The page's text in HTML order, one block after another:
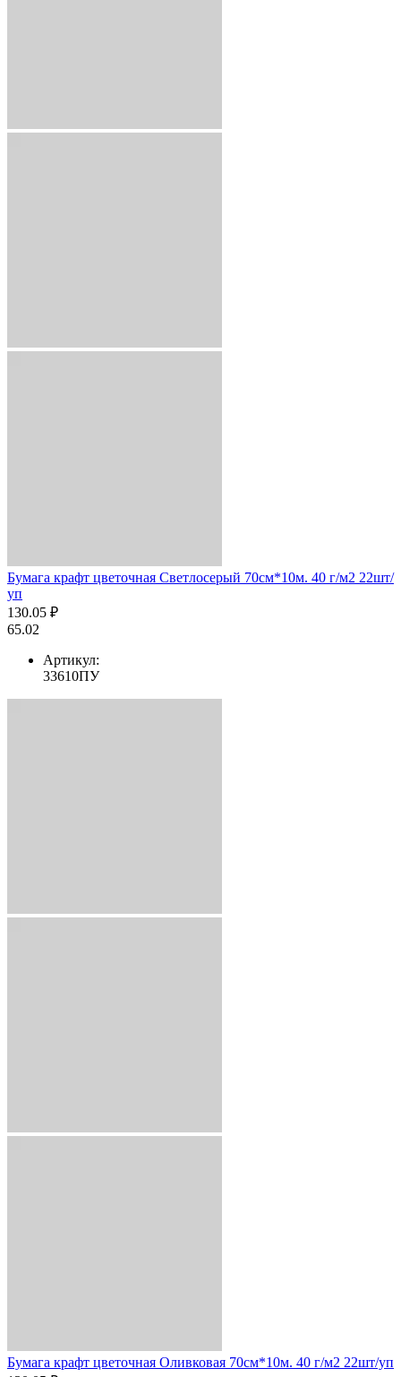
Бумага крафт цветочная Светлосерый 70см*10м. 40 г/м2 22шт/
уп
130.05 ₽
65.02
Артикул:
33610ПУ
Бумага крафт цветочная Оливковая 70см*10м. 40 г/м2 22шт/уп